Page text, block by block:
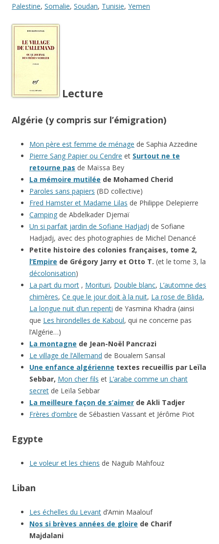
Palestine, Somalie, Soudan, Tunisie, Yemen
Lecture
Algérie (y compris sur l’émigration)
Mon père est femme de ménage de Saphia Azzedine
Pierre Sang Papier ou Cendre et Surtout ne te
retourne pas de Maïssa Bey
La mémoire mutilée de Mohamed Cherid
Paroles sans papiers (BD collective)
Fred Hamster et Madame Lilas de Philippe Delepierre
Camping de Abdelkader Djemaï
Un si parfait jardin de Sofiane Hadjadj de Sofiane
Hadjadj, avec des photographies de Michel Denancé
Petite histoire des colonies françaises, tome 2,
l’Empire de Grégory Jarry et Otto T. (et le tome 3, la
décolonisation)
La part du mort , Morituri, Double blanc, L’automne des
chimères, Ce que le jour doit à la nuit, La rose de Blida,
La longue nuit d’un repenti de Yasmina Khadra (ainsi
que Les hirondelles de Kaboul, qui ne concerne pas
l’Algérie…)
La montagne de Jean-Noël Pancrazi
Le village de l’Allemand de Boualem Sansal
Une enfance algérienne textes recueillis par Leïla
Sebbar, Mon cher fils et L’arabe comme un chant
secret de Leïla Sebbar
La meilleure façon de s’aimer de Akli Tadjer
Frères d’ombre de Sébastien Vassant et Jérôme Piot
Egypte
Le voleur et les chiens de Naguib Mahfouz
Liban
Les échelles du Levant d’Amin Maalouf
Nos si brèves années de gloire de Charif
Majdalani